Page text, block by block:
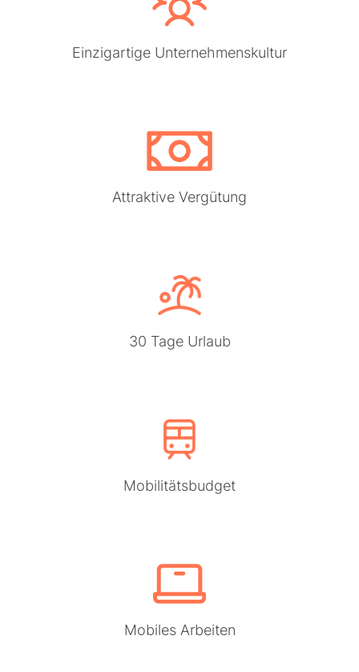
Einzigartige Unternehmenskultur
Attraktive Vergütung
30 Tage Urlaub
Mobilitätsbudget
Mobiles Arbeiten